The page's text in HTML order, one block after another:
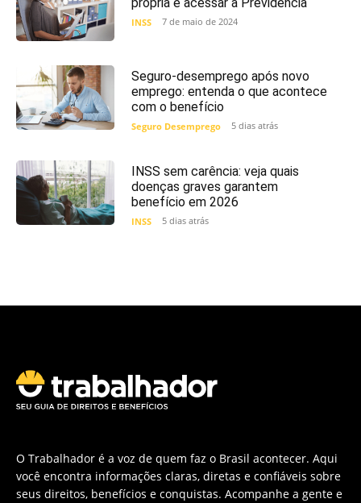
própria e acessar a Previdência
INSS 7 de maio de 2024
Seguro-desemprego após novo
emprego: entenda o que acontece
com o benefício
Seguro Desemprego 5 dias atrás
INSS sem carência: veja quais
doenças graves garantem
benefício em 2026
INSS 5 dias atrás
O Trabalhador é a voz de quem faz o Brasil acontecer. Aqui
você encontra informações claras, diretas e confiáveis sobre
seus direitos, benefícios e conquistas. Acompanhe a gente e